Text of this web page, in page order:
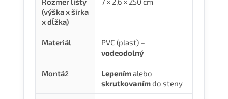
(výška x šírka
x dĺžka)
Materiál
PVC (plast) –
vodeodolný
Montáž Lepenímalebo
skrutkovanímdo steny